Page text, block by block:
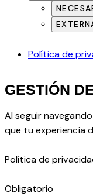
Política de
GESTIÓN
Al seguir
que tu experiencia
Política de
Obligatorio